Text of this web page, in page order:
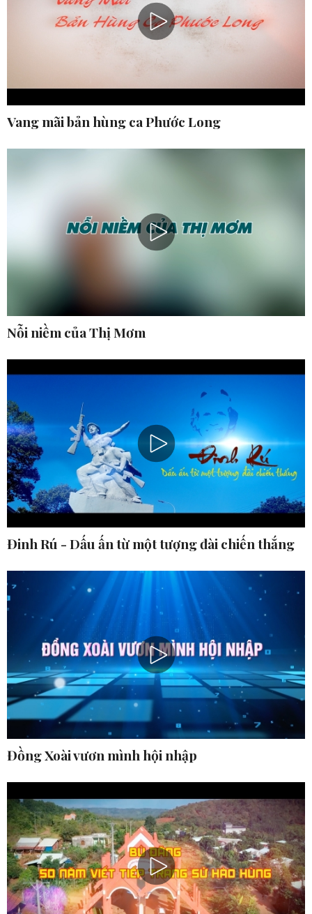
Vang mãi bản hùng ca Phước Long
Nỗi niềm của Thị Mơm
Đinh Rú - Dấu ấn từ một tượng đài chiến thắng
Đồng Xoài vươn mình hội nhập